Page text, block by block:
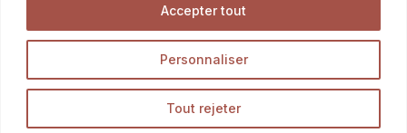
Personnaliser
Tout rejeter
Accepter tout
commercial@latalemelerie.com
04 76 43 20 09
Accueil